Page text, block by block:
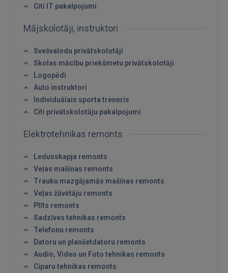
Citi IT pakalpojumi
Mājskolotāji, instruktori
Svešvalodu privātskolotāji
Skolas mācību priekšmetu privātskolotāji
Logopēdi
Auto instruktori
Individuālais sporta treneris
Citi privātskolotāju pakalpojumi
Elektrotehnikas remonts
Ledusskapja remonts
Veļas mašīnas remonts
Trauku mazgājamās mašīnas remonts
Veļas žāvētāju remonts
Plīts remonts
Sadzīves tehnikas remonts
Telefonu remonts
Datoru un planšetdatoru remonts
Audio, Video un Foto tehnikas remonts
Ciparu tehnikas remonts